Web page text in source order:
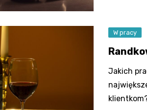
W pracy
Jakich